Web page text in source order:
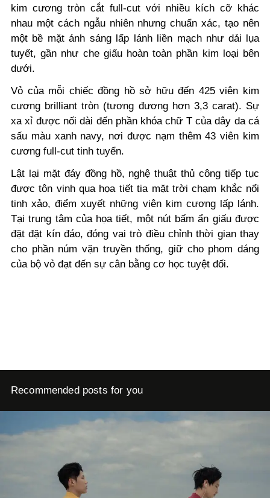
kim cương tròn cắt full-cut với nhiều kích cỡ khác
nhau một cách ngẫu nhiên nhưng chuẩn xác, tạo nên
một bề mặt ánh sáng lấp lánh liền mạch như dải lụa
tuyết, gần như che giấu hoàn toàn phần kim loại bên
dưới.
Vỏ của mỗi chiếc đồng hồ sở hữu đến 425 viên kim
cương brilliant tròn (tương đương hơn 3,3 carat). Sự
xa xỉ được nối dài đến phần khóa chữ T của dây da cá
sấu màu xanh navy, nơi được nạm thêm 43 viên kim
cương full-cut tinh tuyển.
Lật lại mặt đáy đồng hồ, nghệ thuật thủ công tiếp tục
được tôn vinh qua họa tiết tia mặt trời chạm khắc nổi
tinh xảo, điểm xuyết những viên kim cương lấp lánh.
Tại trung tâm của họa tiết, một nút bấm ẩn giấu được
đặt đặt kín đáo, đóng vai trò điều chỉnh thời gian thay
cho phần núm vặn truyền thống, giữ cho phom dáng
của bộ vỏ đạt đến sự cân bằng cơ học tuyệt đối.
Recommended posts for you